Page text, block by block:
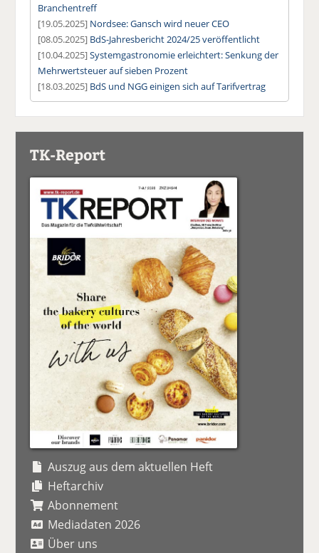
Branchentreff
[19.05.2025] Nordsee: Gansch wird neuer CEO
[08.05.2025] BdS-Jahresbericht 2024/25 veröffentlicht
[10.04.2025]Systemgastronomie erleichtert: Senkung der
Mehrwertsteuer auf sieben Prozent
[18.03.2025] BdS und NGG einigen sich auf Tarifvertrag
TK-Report
Auszug aus dem aktuellen Heft
Heftarchiv
Abonnement
Mediadaten 2026
Über uns